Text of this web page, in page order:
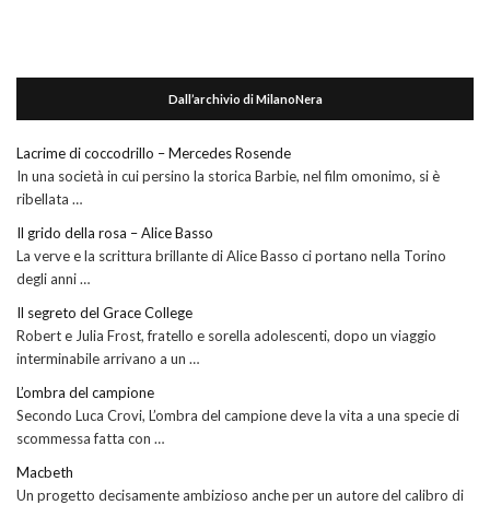
Dall’archivio di MilanoNera
Lacrime di coccodrillo – Mercedes Rosende
In una società in cui persino la storica Barbie, nel film omonimo, si è
ribellata …
Il grido della rosa – Alice Basso
La verve e la scrittura brillante di Alice Basso ci portano nella Torino
degli anni …
Il segreto del Grace College
Robert e Julia Frost, fratello e sorella adolescenti, dopo un viaggio
interminabile arrivano a un …
L’ombra del campione
Secondo Luca Crovi, L’ombra del campione deve la vita a una specie di
scommessa fatta con …
Macbeth
Un progetto decisamente ambizioso anche per un autore del calibro di